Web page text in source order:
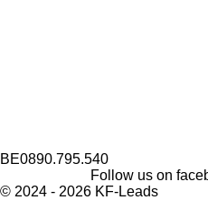
BE0890.795.540
Follow us on
© 2024 - 2026 KF-Leads